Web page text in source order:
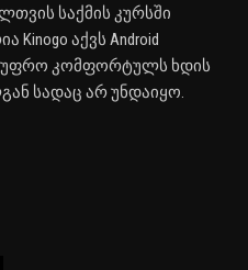
საქმის კურსში
აქვს Android
უფრო კომფორტულს ხდის
სადაც არ უნდაიყო.